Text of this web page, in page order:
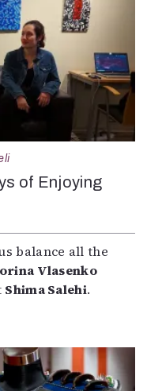
of Enjoying
balance all the
Vlasenko
Shima Salehi.